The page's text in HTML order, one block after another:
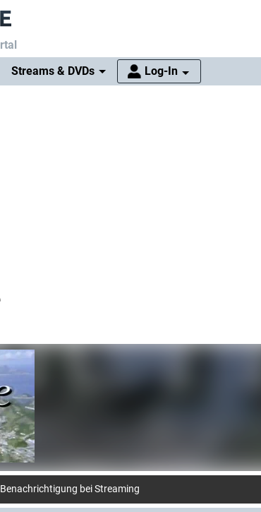
Streams & DVDs Log-In
bei Streaming- oder TV-Start